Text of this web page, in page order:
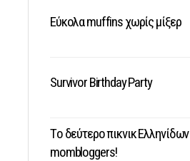
Εύκολα muffins χωρίς μίξερ
Survivor Birthday Party
Tο δεύτερο πικνικ Ελληνίδων
mombloggers!